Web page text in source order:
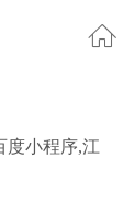
度小程序,江